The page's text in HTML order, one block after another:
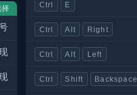
Ctrl E
Ctrl Alt Right
Ctrl Alt Left
Ctrl Shift Backspace
择